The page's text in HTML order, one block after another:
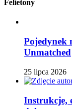
Felietony
Pojedynek
Unmatched
25 lipca 2026
Instrukcje,